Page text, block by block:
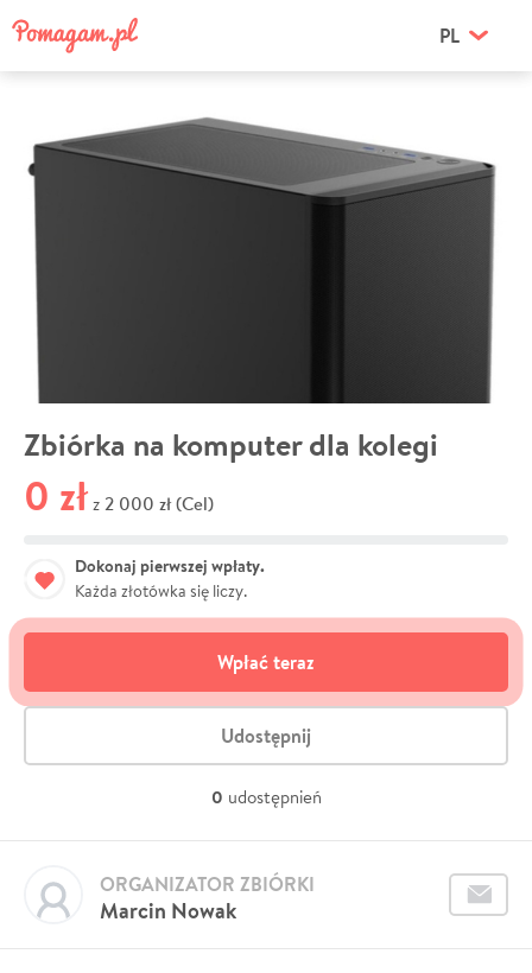
PL
Zbiórka na komputer dla kolegi
0 zł z 2 000 zł (Cel)
Dokonaj pierwszej wpłaty.
Każda złotówka się liczy.
Wpłać teraz
Udostępnij
0 udostępnień
Marcin Nowak
ORGANIZATOR ZBIÓRKI